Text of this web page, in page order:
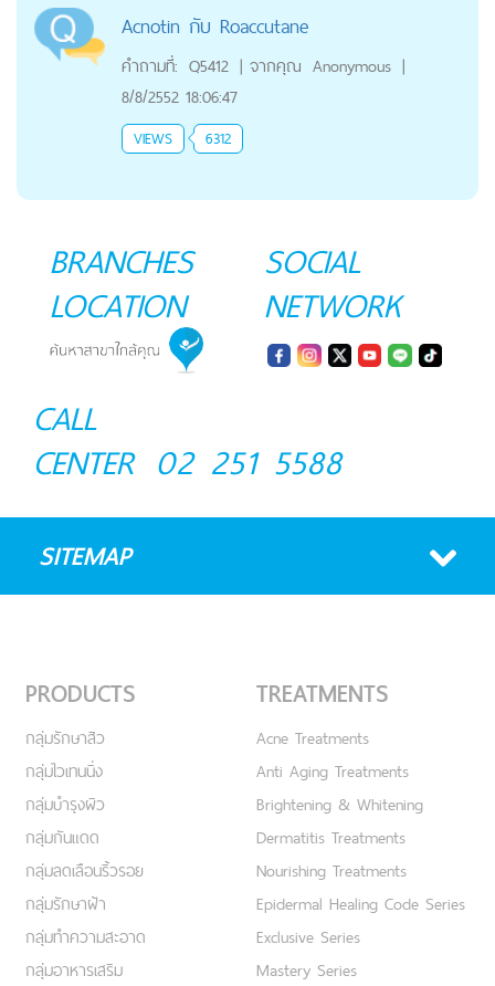
Acnotin กับ Roaccutane
คำถามที่: Q5412 | จากคุณ Anonymous |
8/8/2552 18:06:47
VIEWS 6312
BRANCHES
LOCATION
SOCIAL
NETWORK
CALL
CENTER 02 251 5588
SITEMAP
PRODUCTS
กลุ่มรักษาสิว
กลุ่มไวเทนนิ่ง
กลุ่มบำรุงผิว
กลุ่มกันแดด
กลุ่มลดเลือนริ้วรอย
กลุ่มรักษาฝ้า
กลุ่มทำความสะอาด
กลุ่มอาหารเสริม
TREATMENTS
Acne Treatments
Anti Aging Treatments
Brightening & Whitening
Dermatitis Treatments
Nourishing Treatments
Epidermal Healing Code Series
Exclusive Series
Mastery Series